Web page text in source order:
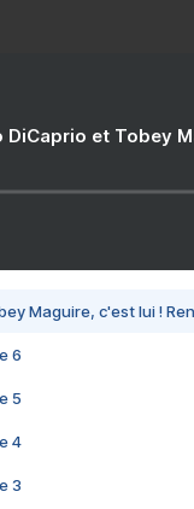
DiCaprio et Tobey
Maguire, c'est lui !
6
5
4
3